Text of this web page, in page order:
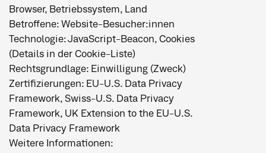
Browser, Betriebssystem, Land
Betroffene: Website-Besucher:innen
Technologie: JavaScript-Beacon, Cookies
(Details in der Cookie-Liste)
Rechtsgrundlage: Einwilligung (Zweck)
Zertifizierungen: EU-U.S. Data Privacy
Framework, Swiss-U.S. Data Privacy
Framework, UK Extension to the EU-U.S.
Data Privacy Framework
Weitere Informationen: